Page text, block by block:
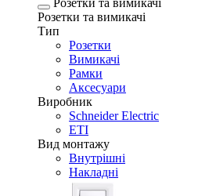
Розетки та вимикачі
Розетки та вимикачі
Тип
Розетки
Вимикачі
Рамки
Аксесуари
Виробник
Schneider Electric
ETI
Вид монтажу
Внутрішні
Накладні